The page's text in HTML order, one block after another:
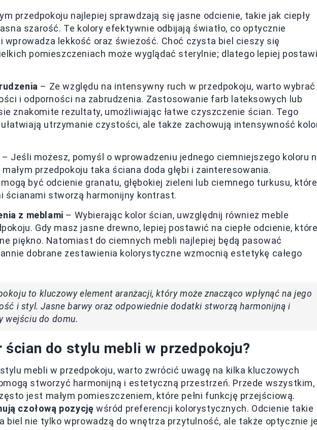
przedpokoju najlepiej sprawdzają się jasne odcienie, takie jak ciepły
szarość. Te kolory efektywnie odbijają światło, co optycznie
wprowadza lekkość oraz świeżość. Choć czysta biel cieszy się
pomieszczeniach może wyglądać sterylnie; dlatego lepiej
– Ze względu na intensywny ruch w przedpokoju, warto wybrać
i odporności na zabrudzenia. Zastosowanie farb lateksowych lub
znakomite rezultaty, umożliwiając łatwe czyszczenie ścian. Tego
utrzymanie czystości, ale także zachowują intensywność
– Jeśli możesz, pomyśl o wprowadzeniu jednego ciemniejszego koloru
przedpokoju taka ściana doda głębi i zainteresowania.
być odcienie granatu, głębokiej zieleni lub ciemnego turkusu, które
ścianami stworzą harmonijny kontrast.
z meblami – Wybierając kolor ścian, uwzględnij również meble
Gdy masz jasne drewno, lepiej postawić na ciepłe odcienie,
piękno. Natomiast do ciemnych mebli najlepiej będą pasować
dobrane zestawienia kolorystyczne wzmocnią estetykę całego
to kluczowy element aranżacji, który może znacząco wpłynąć na jego
i styl. Jasne barwy oraz odpowiednie dodatki stworzą harmonijną i
wejściu do domu.
do stylu mebli w przedpokoju?
mebli w przedpokoju, warto zwrócić uwagę na kilka kluczowych
stworzyć harmonijną i estetyczną przestrzeń. Przede wszystkim,
jest małym pomieszczeniem, które pełni funkcję przejściową.
czołową pozycję wśród preferencji kolorystycznych. Odcienie takie
biel nie tylko wprowadzą do wnętrza przytulność, ale także optycznie